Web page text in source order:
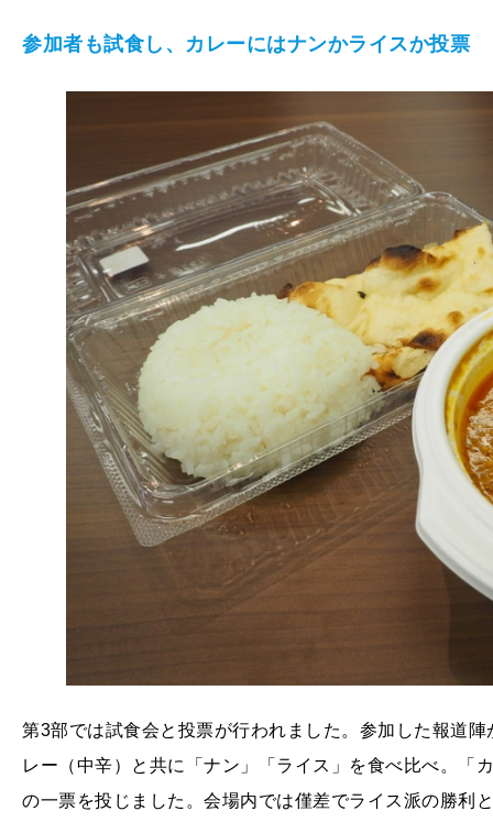
参加者も試食し、カレーにはナンかライスか投票
第3部では試食会と投票が行われました。参加した報道
レー（中辛）と共に「ナン」「ライス」を食べ比べ。「
の一票を投じました。会場内では僅差でライス派の勝利